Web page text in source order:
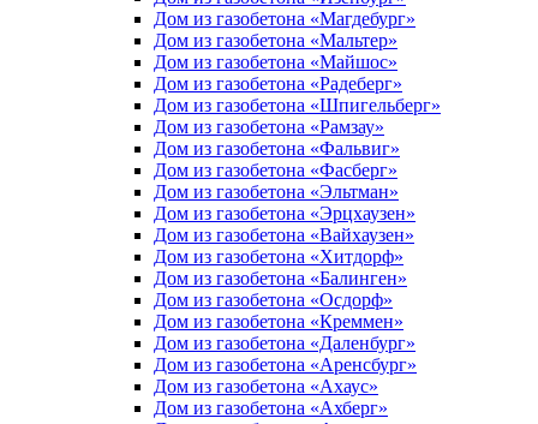
Дом из газобетона «Магдебург»
Дом из газобетона «Мальтер»
Дом из газобетона «Майшос»
Дом из газобетона «Радеберг»
Дом из газобетона «Шпигельберг»
Дом из газобетона «Рамзау»
Дом из газобетона «Фальвиг»
Дом из газобетона «Фасберг»
Дом из газобетона «Эльтман»
Дом из газобетона «Эрцхаузен»
Дом из газобетона «Вайхаузен»
Дом из газобетона «Хитдорф»
Дом из газобетона «Балинген»
Дом из газобетона «Осдорф»
Дом из газобетона «Креммен»
Дом из газобетона «Даленбург»
Дом из газобетона «Аренсбург»
Дом из газобетона «Ахаус»
Дом из газобетона «Ахберг»